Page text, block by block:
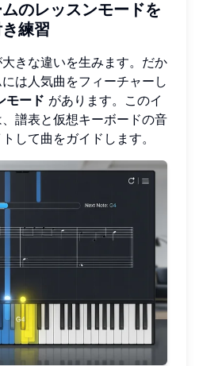
のレッスンモードを
練習
きな違いを生みます。だか
は人気曲をフィーチャーし
モード があります。このイ
譜表と仮想キーボードの音
して曲をガイドします。